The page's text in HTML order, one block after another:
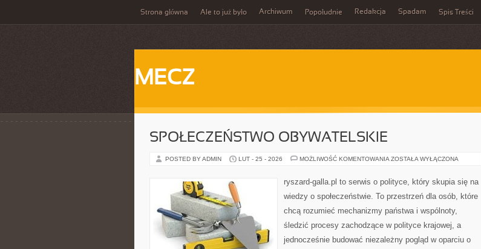
Strona główna Ale to już było Archiwum Popołudnie Redakcja Spadam Spis Treści
MECZ
SPOŁECZEŃSTWO OBYWATELSKIE
POSTED BY ADMIN LUT - 25 - 2026 MOŻLIWOŚĆ KOMENTOWANIA SPOŁECZEŃSTWO
ZOSTAŁA WYŁĄCZONA
ryszard-galla.pl to serwis o polityce, który skupia się na
wiedzy o społeczeństwie. To przestrzeń dla osób, które
chcą rozumieć mechanizmy państwa i wspólnoty,
śledzić procesy zachodzące w polityce krajowej, a
jednocześnie budować niezależny pogląd w oparciu o